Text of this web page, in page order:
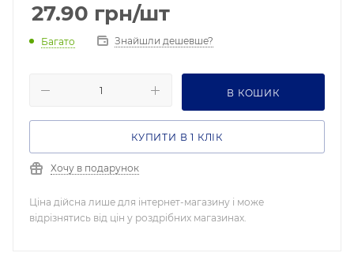
27.90 грн/шт
Багато Знайшли дешевше?
В КОШИК
КУПИТИ В 1 КЛІК
Хочу в подарунок
Ціна дійсна лише для інтернет-магазину і може
відрізнятись від цін у роздрібних магазинах.